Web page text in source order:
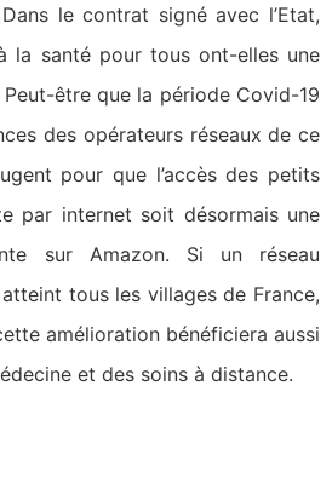
le contrat signé avec l’Etat,
la santé pour tous ont-elles une
être que la période Covid-19
des opérateurs réseaux de ce
pour que l’accès des petits
par internet soit désormais une
sur Amazon. Si un réseau
tous les villages de France,
amélioration bénéficiera aussi
et des soins à distance.